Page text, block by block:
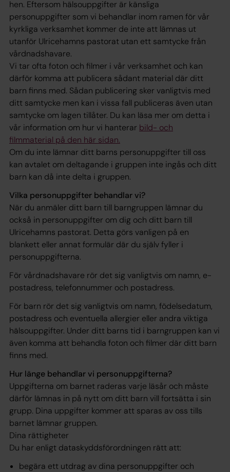
hen. Eftersom hälsouppgifter är känsliga
personuppgifter som vi behandlar inom ramen för vår
kyrkliga verksamhet kommer de inte att lämnas ut
utanför Ulricehamns pastorat utan ett samtycke från
vårdnadshavare.
Vi tar ofta foton och filmer i vår verksamhet och kan
därför komma att publicera sådant material där ditt
barn finns med. Sådan publicering sker vanligtvis med
ditt samtycke men kan i vissa fall publiceras även utan
samtycke om lagen tillåter. Du kan läsa mer om detta i
vår information om hur vi hanterar bild- och
filmmaterial på den här sidan.
Om du inte lämnar ditt barns personuppgifter till oss
kan avtalet om deltagande i gruppen inte ingås och ditt
barn kan då inte delta i gruppen.
Vilka personuppgifter behandlar vi?
När du anmäler ditt barn till barngruppen lämnar du
också in personuppgifter om dig och ditt barn till
Ulricehamns pastorat. Detta görs vanligen på en
blankett eller annat formulär där du själv fyller i
personuppgifterna.
För vårdnadshavare rör det sig vanligtvis om namn, e-
postadress, telefonnummer och postadress.
För barn rör det sig vanligtvis om namn, födelsedatum,
postadress och eventuella allergier eller andra viktiga
hälsouppgifter. Under ditt barns tid i barngruppen kan vi
även komma att behandla foton och filmer där ditt barn
finns med.
Hur länge behandlar vi personuppgifterna?
Uppgifterna om barnet raderas varje läsår och måste
därför lämnas in på nytt om ditt barn vill fortsätta i sin
grupp. Dina uppgifter kommer att sparas av oss tills
barnet lämnar gruppen.
Dina rättigheter
Du har enligt dataskyddsförordningen rätt att:
begära ett utdrag av dina personuppgifter och